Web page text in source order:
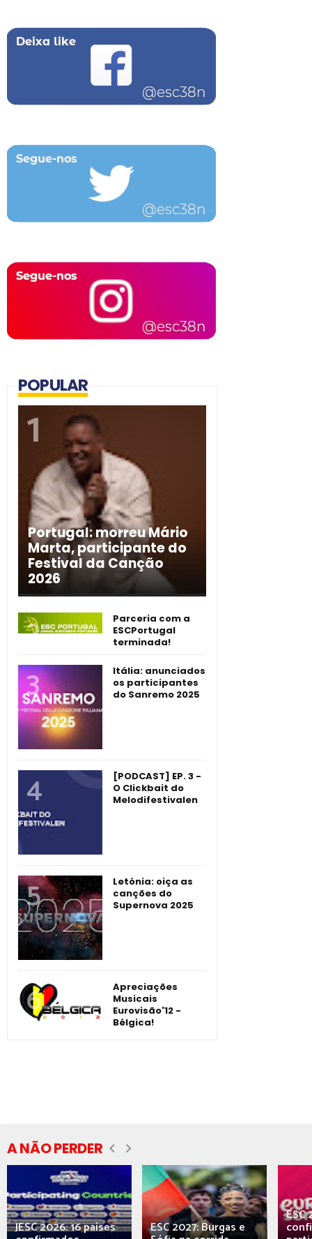
POPULAR
Portugal: morreu Mário
Marta, participante do
Festival da Canção
2026
Parceria com a
ESCPortugal
terminada!
Itália: anunciados
os participantes
do Sanremo 2025
[PODCAST] EP. 3 -
O Clickbait do
Melodifestivalen
Letónia: oiça as
canções do
Supernova 2025
Apreciações
Musicais
Eurovisão'12 -
Bélgica!
A NÃO PERDER
JESC 2026: 16 países ESC 2027: Burgas e
ESC